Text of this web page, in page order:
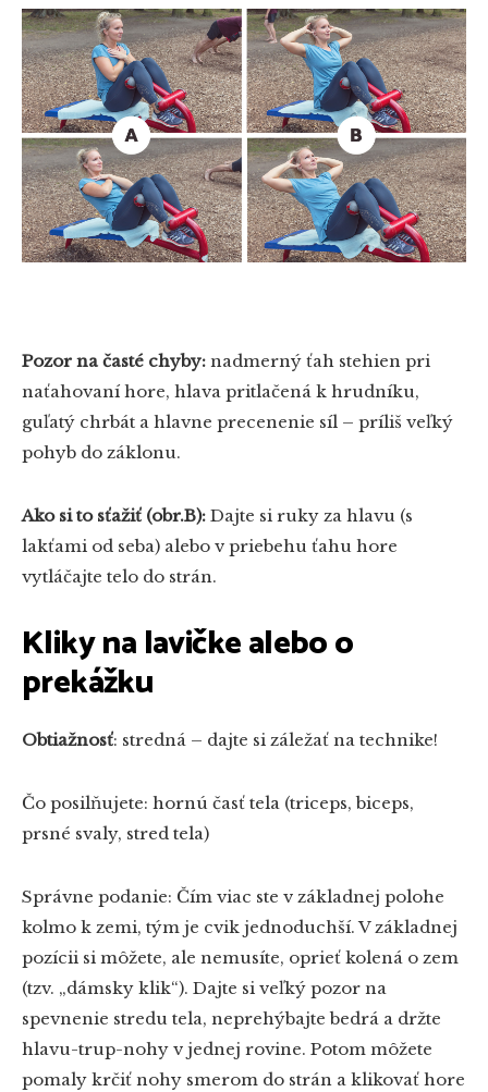
Pozor na časté chyby: nadmerný ťah stehien pri
naťahovaní hore, hlava pritlačená k hrudníku,
guľatý chrbát a hlavne precenenie síl – príliš veľký
pohyb do záklonu.
Ako si to sťažiť (obr.B): Dajte si ruky za hlavu (s
lakťami od seba) alebo v priebehu ťahu hore
vytláčajte telo do strán.
Kliky na lavičke alebo o
prekážku
Obtiažnosť: stredná – dajte si záležať na technike!
Čo posilňujete: hornú časť tela (triceps, biceps,
prsné svaly, stred tela)
Správne podanie: Čím viac ste v základnej polohe
kolmo k zemi, tým je cvik jednoduchší. V základnej
pozícii si môžete, ale nemusíte, oprieť kolená o zem
(tzv. „dámsky klik“). Dajte si veľký pozor na
spevnenie stredu tela, neprehýbajte bedrá a držte
hlavu-trup-nohy v jednej rovine. Potom môžete
pomaly krčiť nohy smerom do strán a klikovať hore